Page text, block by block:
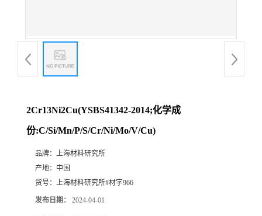
2Cr13Ni2Cu(YSBS41342-2014;化学成
份:C/Si/Mn/P/S/Cr/Ni/Mo/V/Cu)
品牌： 上海材料研究所
产地： 中国
货号： 上海材料研究所#材字966
发布日期： 2024-04-01